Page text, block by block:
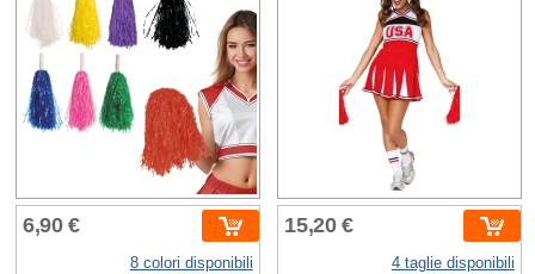
6,90 €
8 colori disponibili
15,20 €
4 taglie disponibili